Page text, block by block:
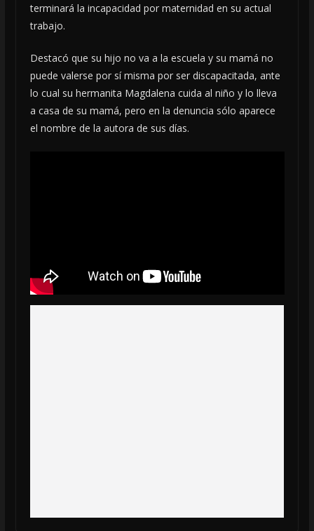
terminará la incapacidad por maternidad en su actual
trabajo.
Destacó que su hijo no va a la escuela y su mamá no
puede valerse por sí misma por ser discapacitada, ante
lo cual su hermanita Magdalena cuida al niño y lo lleva
a casa de su mamá, pero en la denuncia sólo aparece
el nombre de la autora de sus días.